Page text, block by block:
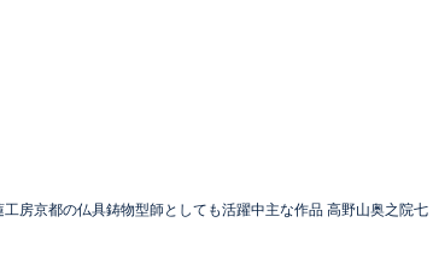
房京都の仏具鋳物型師としても活躍中主な作品 高野山奥之院七